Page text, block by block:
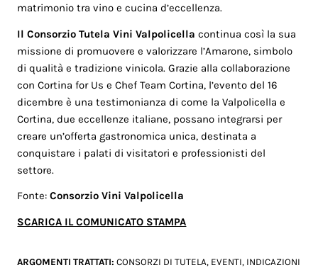
matrimonio tra vino e cucina d’eccellenza.
Il Consorzio Tutela Vini Valpolicella continua così la sua
missione di promuovere e valorizzare l’Amarone, simbolo
di qualità e tradizione vinicola. Grazie alla collaborazione
con Cortina for Us e Chef Team Cortina, l’evento del 16
dicembre è una testimonianza di come la Valpolicella e
Cortina, due eccellenze italiane, possano integrarsi per
creare un’offerta gastronomica unica, destinata a
conquistare i palati di visitatori e professionisti del
settore.
Fonte:Consorzio Vini Valpolicella
SCARICA IL COMUNICATO STAMPA
ARGOMENTI TRATTATI:CONSORZI DI TUTELA, EVENTI, INDICAZIONI